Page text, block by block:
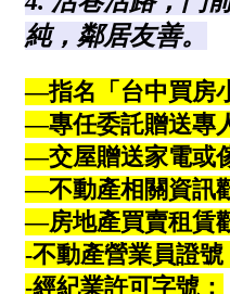
格局
不拘
2房
4房
屋齡